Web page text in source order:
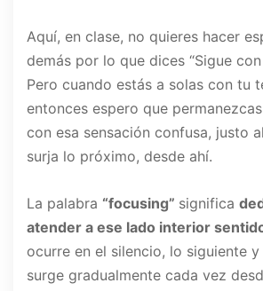
Aquí, en clase, no quieres hacer
demás por lo que dices “Sigue
Pero cuando estás a solas con tu
entonces espero que
con esa sensación confusa, justo
surja lo próximo, desde ahí.
La palabra “focusing” significa
atender a ese lado interior
ocurre en el silencio, lo siguiente
surge gradualmente cada vez